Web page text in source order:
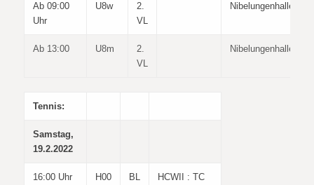
Ab 09:00
Uhr
U8w
2.
VL
Nibelungenhalle
Ab 13:00 U8m
2.
VL
Nibelungenhalle
Tennis:
Samstag,
19.2.2022
16:00 Uhr H00 BL
HCWII : TC